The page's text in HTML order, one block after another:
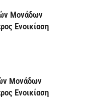
Μονάδων
Ενοικίαση
Μονάδων
Ενοικίαση